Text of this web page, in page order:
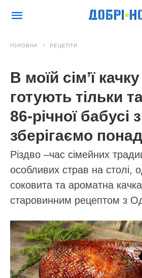
ГОЛОВНА РЕЦЕПТИ
В моїй сім’ї
готують тільки
86-річної
зберігаємо
Різдво –час сімейних
особливих страв на столі,
соковита та ароматна
старовинним рецептом з